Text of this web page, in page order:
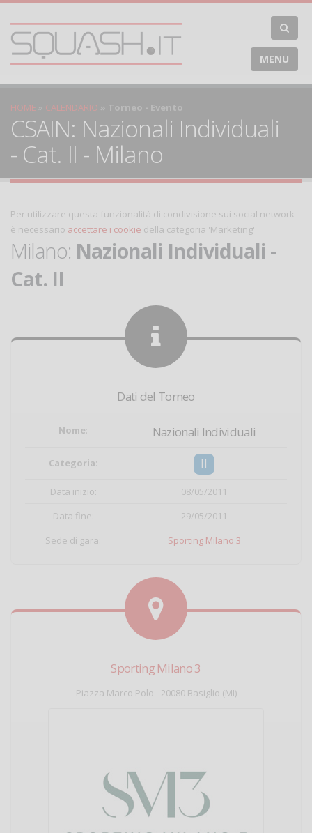
MENU
HOME CALENDARIO Torneo - Evento
CSAIN: Nazionali Individuali
- Cat. II - Milano
Per utilizzare questa funzionalità di condivisione sui social network
è necessario accettare i cookie della categoria 'Marketing'
Milano: Nazionali Individuali -
Cat. II
Dati del Torneo
Nome: Nazionali Individuali
Categoria: II
Data inizio:
08/05/2011
Data fine:
29/05/2011
Sede di gara:
Sporting Milano 3
Sporting Milano 3
Piazza Marco Polo - 20080 Basiglio (MI)